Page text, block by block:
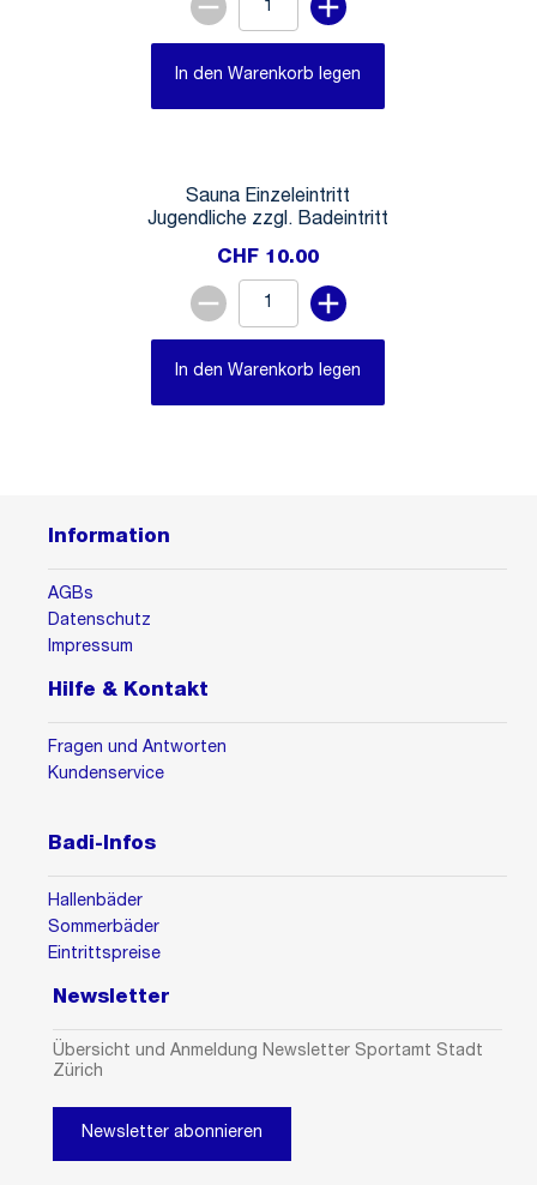
In den Warenkorb legen
Sauna Einzeleintritt
Jugendliche zzgl. Badeintritt
CHF 10.00
In den Warenkorb legen
Information
AGBs
Datenschutz
Impressum
Hilfe & Kontakt
Fragen und Antworten
Kundenservice
Badi-Infos
Hallenbäder
Sommerbäder
Eintrittspreise
Newsletter
Übersicht und Anmeldung Newsletter Sportamt Stadt
Zürich
Newsletter abonnieren